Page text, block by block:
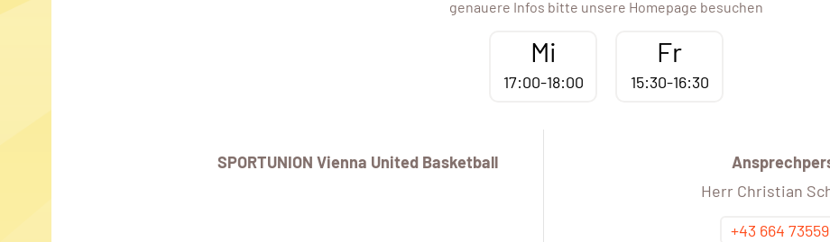
genauere Infos bitte unsere Homepage besuchen
Mi
17:00-18:00
Fr
15:30-16:30
SPORTUNION Vienna United Basketball
Herr Christian
+43 664